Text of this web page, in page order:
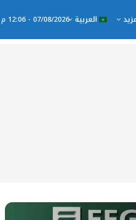
العربية 07/08/2026 - 12:06 م